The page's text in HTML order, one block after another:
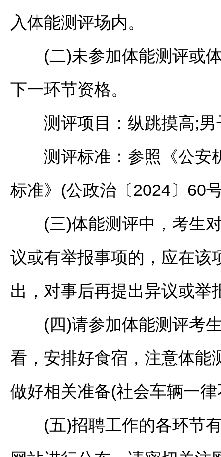
入体能测评场内。
(二)未参加体能测评或体
下一环节资格。
测评项目：纵跳摸高;男
测评标准：参照《公安
标准》(公政治〔2024〕60
(三)体能测评中，考生对
议或有举报事项的，应在该
出，对事后再提出异议或举
(四)请参加体能测评考生
看，安排好食宿，注意体能
做好相关准备(社会车辆一
(五)招聘工作的各环节